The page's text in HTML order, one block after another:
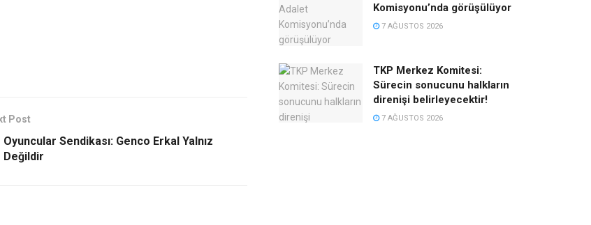
Post
Oyuncular Sendikası: Genco Erkal Yalnız
Değildir
Komisyonu’nda görüşülüyor
7 AĞUSTOS 2026
TKP Merkez Komitesi:
Sürecin sonucunu halkların
direnişi belirleyecektir!
7 AĞUSTOS 2026